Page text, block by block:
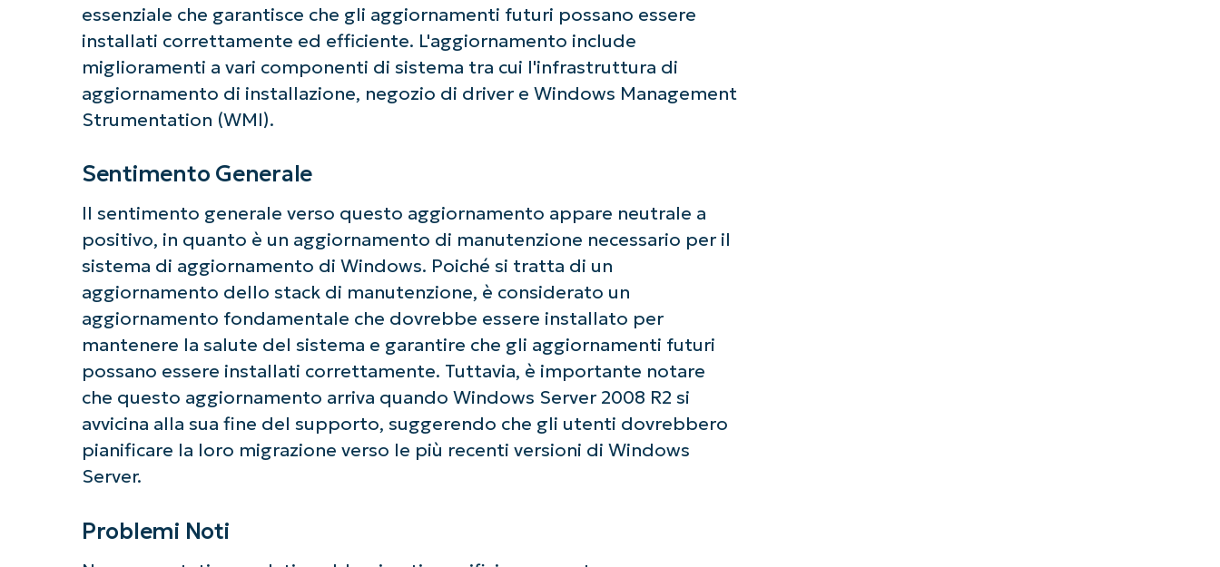
essenziale che garantisce che gli aggiornamenti futuri possano essere
installati correttamente ed efficiente. L'aggiornamento include
miglioramenti a vari componenti di sistema tra cui l'infrastruttura di
aggiornamento di installazione, negozio di driver e Windows Management
Strumentation (WMI).
Sentimento Generale
Il sentimento generale verso questo aggiornamento appare neutrale a
positivo, in quanto è un aggiornamento di manutenzione necessario per il
sistema di aggiornamento di Windows. Poiché si tratta di un
aggiornamento dello stack di manutenzione, è considerato un
aggiornamento fondamentale che dovrebbe essere installato per
mantenere la salute del sistema e garantire che gli aggiornamenti futuri
possano essere installati correttamente. Tuttavia, è importante notare
che questo aggiornamento arriva quando Windows Server 2008 R2 si
avvicina alla sua fine del supporto, suggerendo che gli utenti dovrebbero
pianificare la loro migrazione verso le più recenti versioni di Windows
Server.
Problemi Noti
Iniziate con le analisi KB guidate dall'AI di NinjaOne!
Non è richiesta alcuna carta di credito e si ha accesso completo a tutte le funzionalità.
Phone
number*
name*